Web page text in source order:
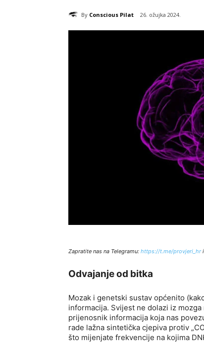
By Conscious Pilat 26. ožujka 2024.
van dutch cap pip studio sale
dutch cap
la milanesa borse
70 di sconto zalando chillouts mütze
Zapratite nas na Telegramu: https://t.me/provjeri_hri
Odvajanje od bitka
Mozak i genetski sustav općenito
informacija. Svijest ne dolazi iz
prijenosnik informacija koja nas
rade lažna sintetička cjepiva protiv
što mijenjate frekvencije na kojima